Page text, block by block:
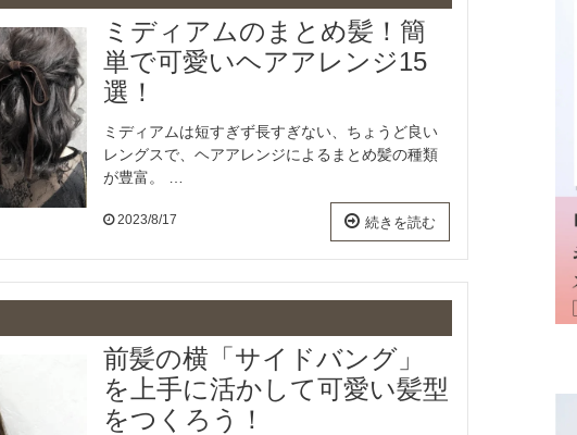
ミディアムのまとめ髪！簡
単で可愛いヘアアレンジ15
選！
ミディアムは短すぎず長すぎない、ちょうど良い
レングスで、ヘアアレンジによるまとめ髪の種類
が豊富。 …
2023/8/17 続きを読む
前髪の横「サイドバング」
を上手に活かして可愛い髪型
をつくろう！